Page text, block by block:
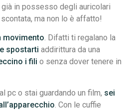
in possesso degli auricolari
ma non lo è affatto!
movimento. Difatti ti regalano la
spostarti addirittura da una
i fili o senza dover tenere in
pc o stai guardando un film, sei
. Con le cuffie